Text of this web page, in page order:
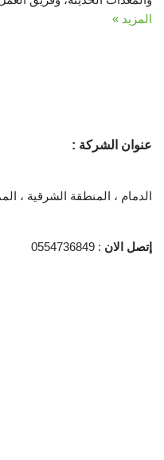
المزيد »
عنوان الشركة :
الدمام ، المنطقة الشرقية ،
إتصل الان : 0554736849